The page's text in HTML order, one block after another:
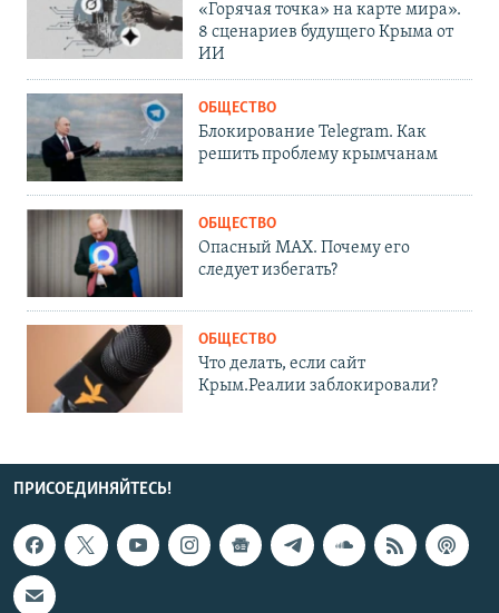
«Горячая точка» на карте мира».
8 сценариев будущего Крыма от
ИИ
ОБЩЕСТВО
Блокирование Telegram. Как
решить проблему крымчанам
ОБЩЕСТВО
Опасный MAX. Почему его
следует избегать?
ОБЩЕСТВО
Что делать, если сайт
Крым.Реалии заблокировали?
ПРИСОЕДИНЯЙТЕСЬ!